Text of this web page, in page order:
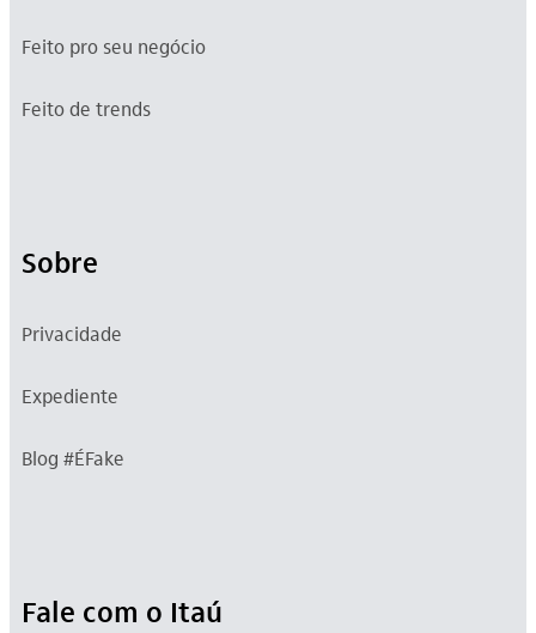
Feito pro seu negócio
Feito de trends
Sobre
Privacidade
Expediente
Blog #ÉFake
Fale com o Itaú